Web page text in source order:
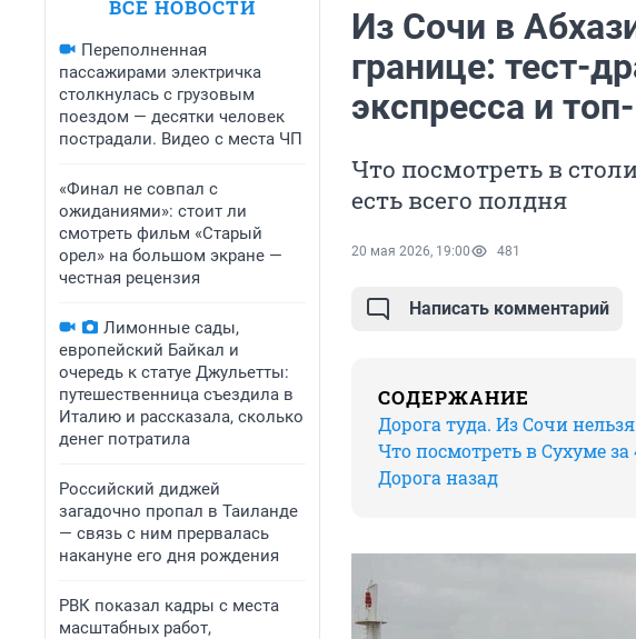
ВСЕ НОВОСТИ
Переполненная
пассажирами электричка
столкнулась с грузовым
поездом — десятки человек
пострадали. Видео с места ЧП
«Финал не совпал с
ожиданиями»: стоит ли
смотреть фильм «Старый
орел» на большом экране —
честная рецензия
Лимонные сады,
европейский Байкал и
очередь к статуе Джульетты:
путешественница съездила в
Италию и рассказала, сколько
денег потратила
Российский диджей
загадочно пропал в Таиланде
— связь с ним прервалась
накануне его дня рождения
РВК показал кадры с места
масштабных работ,
Из Сочи в
границе: тест-
экспресса и
Что посмотреть в
есть всего полдня
20 мая 2026, 19:00 481
Написать комментарий
СОДЕРЖАНИЕ
Дорога туда. Из Сочи
Что посмотреть в Сухуме за
Дорога назад